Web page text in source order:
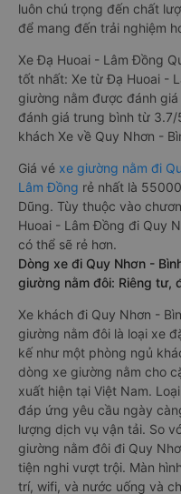
luôn chú trọng đến chất
để mang đến trải nghiệm
Xe Đạ Huoai - Lâm Đồng
tốt nhất: Xe từ Đạ Huoai -
giường nằm được đánh
đánh giá trung bình từ
khách Xe về Quy Nhơn -
Giá vé xe giường nằm đi
Lâm Đồng rẻ nhất là
Dũng. Tùy thuộc vào
Huoai - Lâm Đồng đi Quy
có thể sẽ rẻ hơn.
Dòng xe đi Quy Nhơn -
giường nằm đôi: Riêng tư,
Xe khách đi Quy Nhơn -
giường nằm đôi là loại xe
kế như một phòng ngủ
dòng xe giường nằm cho
xuất hiện tại Việt Nam.
đáp ứng yêu cầu ngày
lượng dịch vụ vận tải. So
giường nằm đôi đi Quy
tiện nghi vượt trội. Màn
trí, wifi, và nước uống và